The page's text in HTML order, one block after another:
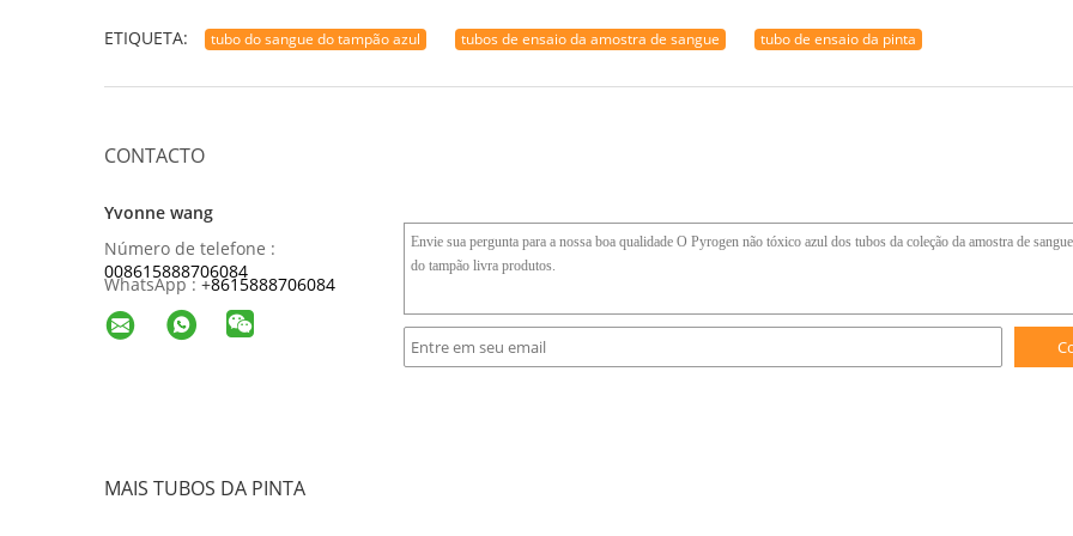
ETIQUETA: tubo do sangue do tampão azul tubos de ensaio da amostra de sangue tubo de ensaio da pinta
CONTACTO
Yvonne wang
Número de telefone :
008615888706084
WhatsApp : +8615888706084
MAIS TUBOS DA PINTA